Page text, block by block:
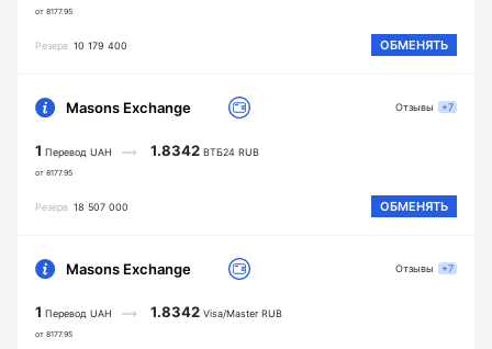
от 8177.95
Резерв 10 179 400 ОБМЕНЯТЬ
Masons Exchange
1 Перевод UAH
от 8177.95
1.8342 ВТБ24 RUB
Резерв 18 507 000 ОБМЕНЯТЬ
Отзывы +7
Masons Exchange
1 Перевод UAH
от 8177.95
1.8342 Visa/Master RUB
Отзывы +7